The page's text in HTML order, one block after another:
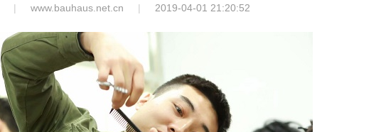
| www.bauhaus.net.cn | 2019-04-01 21:20:52